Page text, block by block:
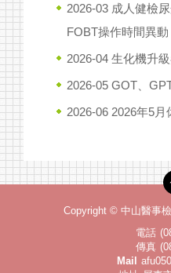
2026-03 成人健檢
FOBT操作時間異動
2026-04 生化機升
2026-05 GOT、
2026-06 2026年5
Copyright © 中山醫事
電話
傳真
Mail